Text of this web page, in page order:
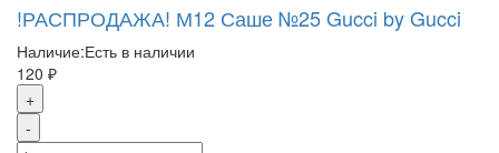
!РАСПРОДАЖА! М12 Саше №25 Gucci by Gucci
Наличие:Есть в наличии
120 ₽
+
-